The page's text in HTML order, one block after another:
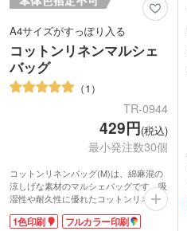
A4サイズがすっぽり入る
コットンリネンマルシェ
バッグ
1
TR-0944
429円(税込)
最小発注数30個
コットンリネンバッグ(M)は、綿麻混の
涼しげな素材のマルシェバッグです。吸
湿性や耐久性に優れたコットンリネン生
地は、サラサラしていて涼しげな印象。
軽くてコンパクトなのにA4サイズのフ
1色印刷 フルカラー印刷